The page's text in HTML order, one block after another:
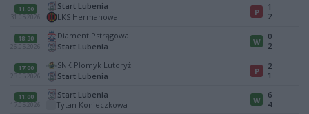
11:00
31.05.2026
Start Lubenia
LKS Hermanowa
P
1
2
18:30
26.05.2026
Diament Pstrągowa
Start Lubenia
W
0
2
17:00
23.05.2026
SNK Płomyk Lutoryż
Start Lubenia
P
2
1
11:00
17.05.2026
Start Lubenia
Tytan Konieczkowa
W
6
4